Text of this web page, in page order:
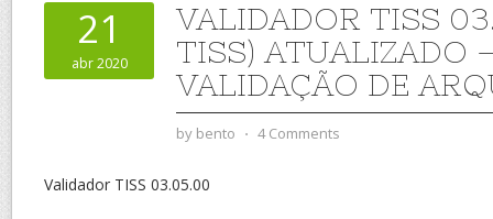
21
abr 2020
VALIDADOR TISS
TISS) ATUALIZADO
VALIDAÇÃO DE
by bento ⋅ 4 Comments
Validador TISS 03.05.00